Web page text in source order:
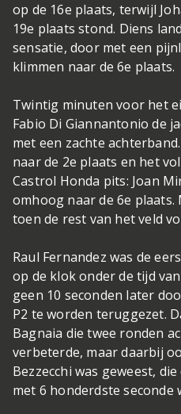
op de 16e plaats, terwijl
19e plaats stond. Diens
sensatie, door met een
klimmen naar de 6e plaats.
Twintig minuten voor het
Fabio Di Giannantonio de
met een zachte
naar de 2e plaats en het
Castrol Honda pits: Joan
omhoog naar de 6e
toen de rest van het veld
Raul Fernandez was de
op de klok onder de tijd
geen 10 seconden later
P2 te worden teruggezet.
Bagnaia die twee ronden
verbeterde, maar daarbij
Bezzecchi was geweest,
met 6 honderdste seconde